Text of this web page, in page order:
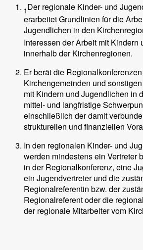
1Der regionale Kinder- und
erarbeitet Grundlinien für die
Jugendlichen in den
Interessen der Arbeit mit Kindern
innerhalb der Kirchenregionen.
Er berät die
Kirchengemeinden und
mit Kindern und Jugendlichen in
mittel- und langfristige
einschließlich der damit
strukturellen und finanziellen
In den regionalen Kinder- und
werden mindestens ein Vertreter
in der Regionalkonferenz, eine
ein Jugendvertreter und die
Regionalreferentin bzw. der
Regionalreferent oder die
der regionale Mitarbeiter vom